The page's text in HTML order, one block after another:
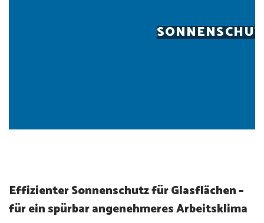
Effizienter Sonnenschutz für Glasflächen –
für ein spürbar angenehmeres Arbeitsklima